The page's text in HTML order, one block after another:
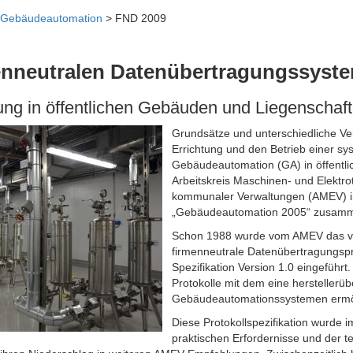
Gebäudeautomation > FND 2009
in öffentlichen Gebäuden und
Grundsätze und unterschiedliche
Errichtung und den Betrieb einer
Gebäudeautomation (GA) in
Arbeitskreis Maschinen- und
kommunaler Verwaltungen (AMEV)
„Gebäudeautomation 2005“
Schon 1988 wurde vom AMEV das
firmenneutrale
Spezifikation Version 1.0
Protokolle mit dem eine
Gebäudeautomationssystemen
Diese Protokollspezifikation wurde
praktischen Erfordernisse und der